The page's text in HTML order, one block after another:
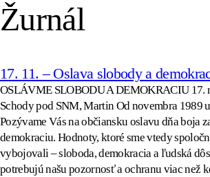
Žurnál
17. 11. – Oslava slobody a
OSLÁVME SLOBODU A DEMOKRACIU 17.
Schody pod SNM, Martin Od novembra 1989
Pozývame Vás na občiansku oslavu dňa boja
demokraciu. Hodnoty, ktoré sme vtedy
vybojovali – sloboda, demokracia a ľudská
potrebujú našu pozornosť a ochranu viac než